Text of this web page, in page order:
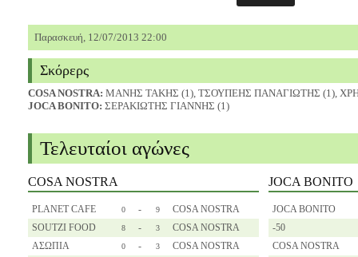
Παρασκευή, 12/07/2013 22:00
Σκόρερς
COSA NOSTRA: ΜΑΝΗΣ ΤΑΚΗΣ (1), ΤΣΟΥΠΕΗΣ ΠΑΝΑΓΙΩΤΗΣ (1),
JOCA BONITO: ΣΕΡΑΚΙΩΤΗΣ ΓΙΑΝΝΗΣ (1)
Τελευταίοι αγώνες
COSA NOSTRA
PLANET CAFE 0 - 9
COSA NOSTRA
SOUTZI FOOD
8 - 3
COSA NOSTRA
ΑΣΩΠΙΑ
0 - 3
COSA NOSTRA
JOCA BONITO
JOCA BONITO
-50
COSA NOSTRA